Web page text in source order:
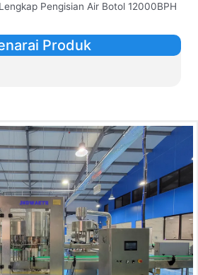
Pengisian Air Botol 12000BPH
Produk